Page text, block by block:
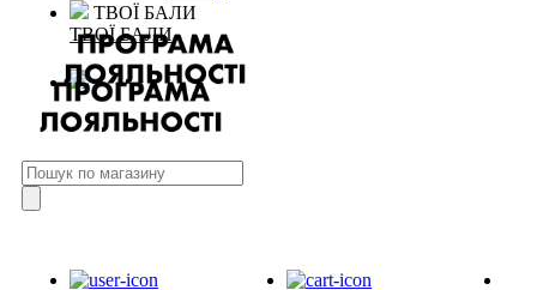
ТВОЇ БАЛИ
ТВОЇ БАЛИ